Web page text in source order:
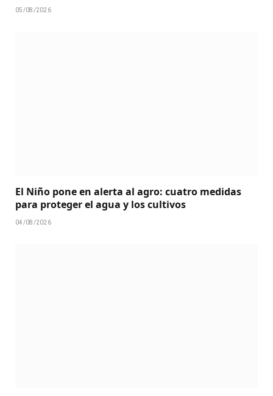
05/08/2026
El Niño pone en alerta al agro: cuatro medidas
para proteger el agua y los cultivos
04/08/2026